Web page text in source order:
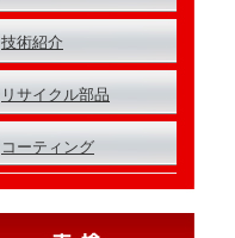
技術紹介
リサイクル部品
コーティング